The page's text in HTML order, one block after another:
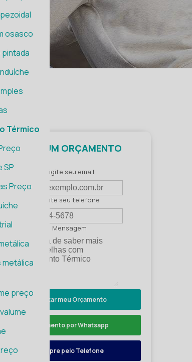
osasco
Térmico
SP
Preço
metálica
preço
FAÇA UM ORÇAMENTO
Digite seu email
Digite seu telefone
Mensagem
Solicitar meu Orçamento
Orçamento por Whatsapp
Compre pelo Telefone